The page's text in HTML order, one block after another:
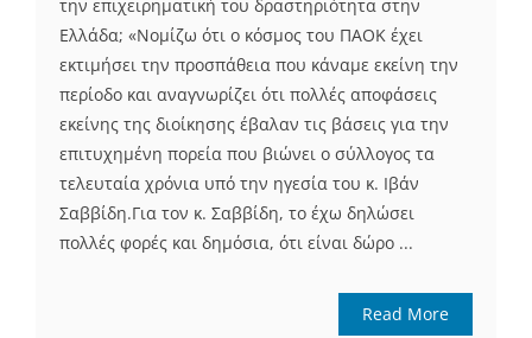
την επιχειρηματική του δραστηριότητα στην
Ελλάδα; «Νομίζω ότι ο κόσμος του ΠΑΟΚ έχει
εκτιμήσει την προσπάθεια που κάναμε εκείνη την
περίοδο και αναγνωρίζει ότι πολλές αποφάσεις
εκείνης της διοίκησης έβαλαν τις βάσεις για την
επιτυχημένη πορεία που βιώνει ο σύλλογος τα
τελευταία χρόνια υπό την ηγεσία του κ. Ιβάν
Σαββίδη.Για τον κ. Σαββίδη, το έχω δηλώσει
πολλές φορές και δημόσια, ότι είναι δώρο ...
Read More